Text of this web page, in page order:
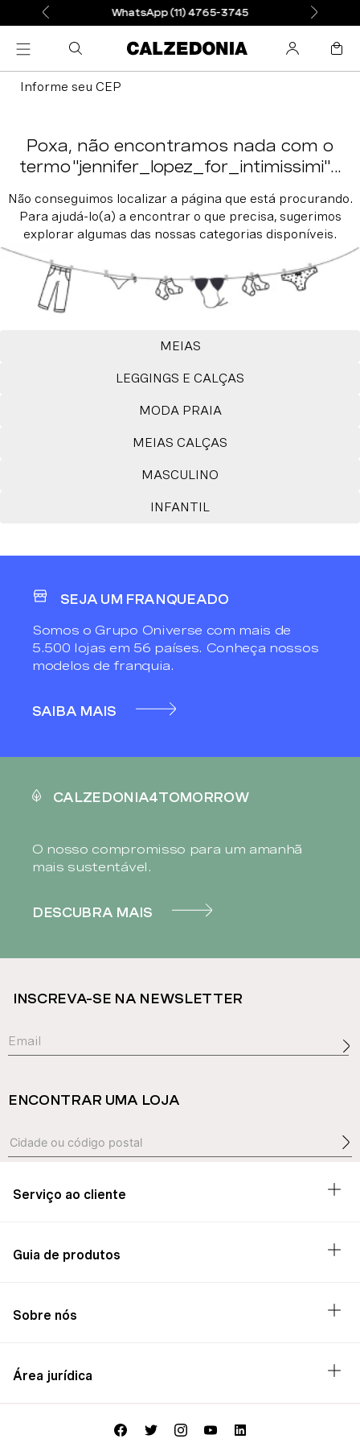
WhatsApp (11) 4765-3745
Informe seu CEP
jennifer_lopez_for_intimissimi
MEIAS
LEGGINGS E CALÇAS
MODA PRAIA
MEIAS CALÇAS
MASCULINO
INFANTIL
SEJA UM FRANQUEADO
Somos o Grupo Oniverse com mais de
5.500 lojas em 56 países. Conheça nossos
modelos de franquia.
SAIBA MAIS
CALZEDONIA4TOMORROW
O nosso compromisso para um amanhã
mais sustentável.
DESCUBRA MAIS
INSCREVA-SE NA NEWSLETTER
ENCONTRAR UMA LOJA
Serviço ao cliente
Guia de produtos
Sobre nós
Área jurídica